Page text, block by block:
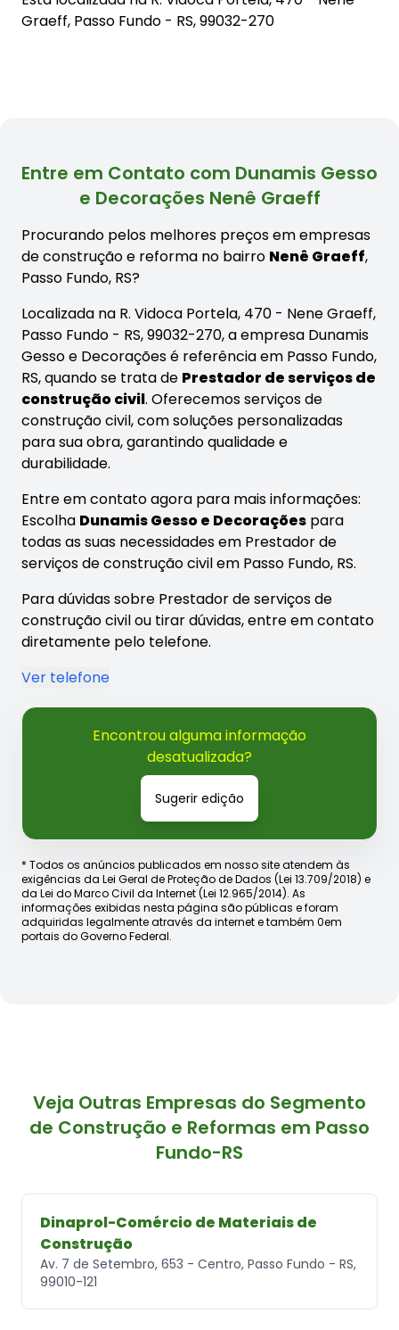
Graeff, Passo Fundo - RS, 99032-270
Entre em Contato com Dunamis Gesso
e Decorações Nenê Graeff
Procurando pelos melhores preços em empresas
de construção e reforma no bairro Nenê Graeff,
Passo Fundo, RS?
Localizada na R. Vidoca Portela, 470 - Nene Graeff,
Passo Fundo - RS, 99032-270, a empresa Dunamis
Gesso e Decorações é referência em Passo Fundo,
RS, quando se trata de Prestador de serviços de
construção civil. Oferecemos serviços de
construção civil, com soluções personalizadas
para sua obra, garantindo qualidade e
durabilidade.
Entre em contato agora para mais informações:
Escolha Dunamis Gesso e Decorações para
todas as suas necessidades em Prestador de
serviços de construção civil em Passo Fundo, RS.
Para dúvidas sobre Prestador de serviços de
construção civil ou tirar dúvidas, entre em contato
diretamente pelo telefone.
Ver telefone
Encontrou alguma informação
desatualizada?
Sugerir edição
* Todos os anúncios publicados em nosso site atendem às
exigências da Lei Geral de Proteção de Dados (Lei 13.709/2018) e
da Lei do Marco Civil da Internet (Lei 12.965/2014). As
informações exibidas nesta página são públicas e foram
adquiridas legalmente através da internet e também 0em
portais do Governo Federal.
Veja Outras Empresas do Segmento
de Construção e Reformas em Passo
Fundo-RS
Dinaprol-Comércio de Materiais de
Construção
Av. 7 de Setembro, 653 - Centro, Passo Fundo - RS,
99010-121